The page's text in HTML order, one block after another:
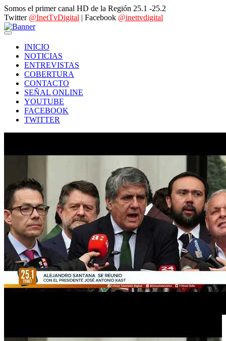
Somos el primer canal HD de la Región 25.1 -25.2
Twitter @InetTvDigital | Facebook @inettvdigital
INICIO
NOTICIAS
ENTREVISTAS
COBERTURA
CONTACTO
SEÑAL ONLINE
YOUTUBE
FACEBOOK
TWITTER